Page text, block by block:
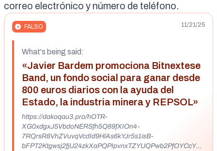
correo electrónico y número de teléfono.
FALSO 11/21/25
What's being said:
«Javier Bardem promociona Bitnextese
Band, un fondo social para ganar desde
800 euros diarios con la ayuda del
Estado, la industria minera y REPSOL»
https://dakoqau3.pro/hOTR-
XG0xdgxJ5VbdoNERSfh5Q89fXIOn4-
7RQrsR8VhZVuvqVcdId9HlAs6kYJr5s1isB-
bFPT2Ktgwsj2fjU24zkXaPQPIpvnxTZYUQPwb2PfOYCcY7